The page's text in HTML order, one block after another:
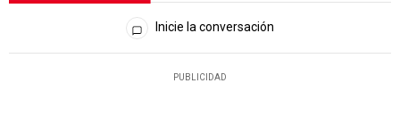
Todos los comentarios
Inicie la conversación
PUBLICIDAD